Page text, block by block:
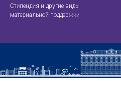
Стипендия и другие виды
материальной поддержки